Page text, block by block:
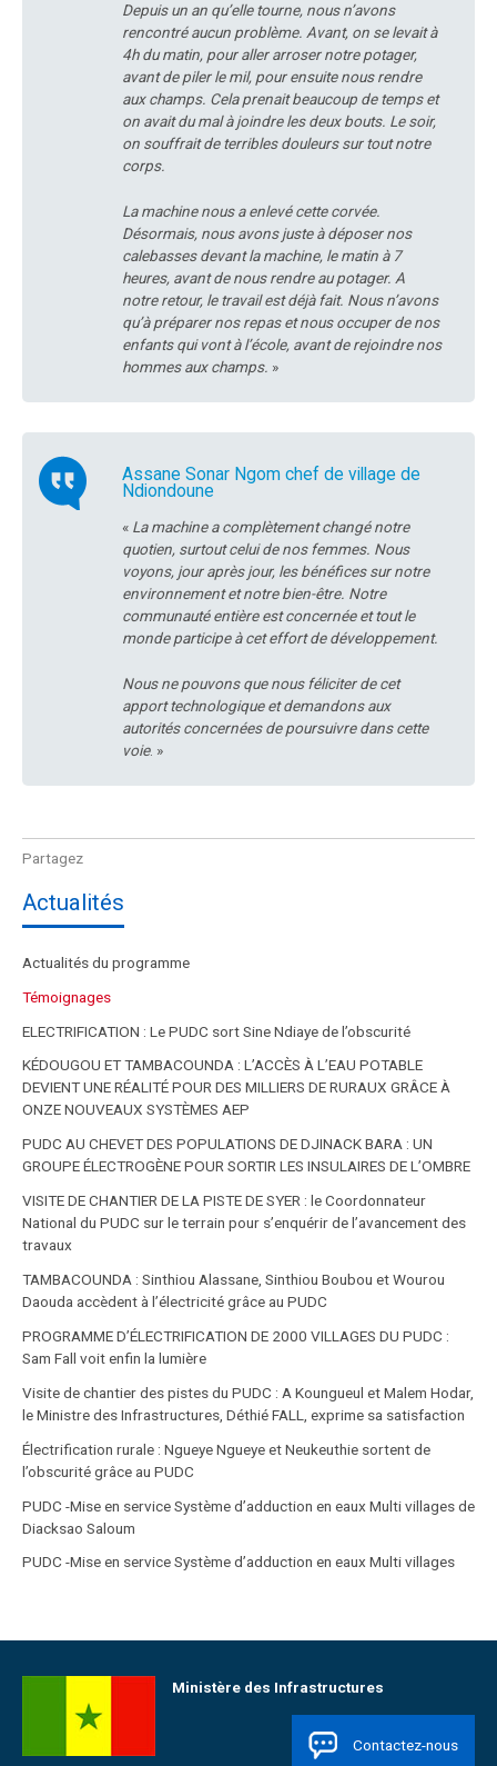
Depuis un an qu’elle tourne, nous n’avons
rencontré aucun problème. Avant, on se levait à
4h du matin, pour aller arroser notre potager,
avant de piler le mil, pour ensuite nous rendre
aux champs. Cela prenait beaucoup de temps et
on avait du mal à joindre les deux bouts. Le soir,
on souffrait de terribles douleurs sur tout notre
corps.
La machine nous a enlevé cette corvée.
Désormais, nous avons juste à déposer nos
calebasses devant la machine, le matin à 7
heures, avant de nous rendre au potager. A
notre retour, le travail est déjà fait. Nous n’avons
qu’à préparer nos repas et nous occuper de nos
enfants qui vont à l’école, avant de rejoindre nos
hommes aux champs. »
Assane Sonar Ngom chef de village de
Ndiondoune
« La machine a complètement changé notre
quotien, surtout celui de nos femmes. Nous
voyons, jour après jour, les bénéfices sur notre
environnement et notre bien-être. Notre
communauté entière est concernée et tout le
monde participe à cet effort de développement.
Nous ne pouvons que nous féliciter de cet
apport technologique et demandons aux
autorités concernées de poursuivre dans cette
voie. »
Actualités
Actualités du programme
Témoignages
ELECTRIFICATION : Le PUDC sort Sine Ndiaye de l’obscurité
KÉDOUGOU ET TAMBACOUNDA : L’ACCÈS À L’EAU POTABLE
DEVIENT UNE RÉALITÉ POUR DES MILLIERS DE RURAUX GRÂCE À
ONZE NOUVEAUX SYSTÈMES AEP
PUDC AU CHEVET DES POPULATIONS DE DJINACK BARA : UN
GROUPE ÉLECTROGÈNE POUR SORTIR LES INSULAIRES DE L’OMBRE
VISITE DE CHANTIER DE LA PISTE DE SYER : le Coordonnateur
National du PUDC sur le terrain pour s’enquérir de l’avancement des
travaux
TAMBACOUNDA : Sinthiou Alassane, Sinthiou Boubou et Wourou
Daouda accèdent à l’électricité grâce au PUDC
PROGRAMME D’ÉLECTRIFICATION DE 2000 VILLAGES DU PUDC :
Sam Fall voit enfin la lumière
Visite de chantier des pistes du PUDC : A Koungueul et Malem Hodar,
le Ministre des Infrastructures, Déthié FALL, exprime sa satisfaction
Électrification rurale : Ngueye Ngueye et Neukeuthie sortent de
l’obscurité grâce au PUDC
PUDC -Mise en service Système d’adduction en eaux Multi villages de
Diacksao Saloum
PUDC -Mise en service Système d’adduction en eaux Multi villages
Ministère des Infrastructures
Contactez-nous